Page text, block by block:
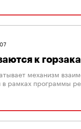
к
механизм
в рамках программы